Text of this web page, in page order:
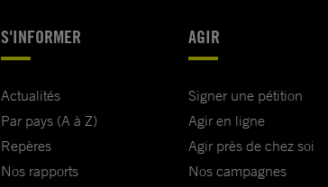
S'INFORMER
Actualités
Par pays (A à Z)
Repères
Nos rapports
AGIR
Signer une pétition
Agir en ligne
Agir près de chez soi
Nos campagnes